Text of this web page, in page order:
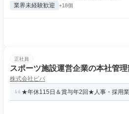
業界未経験歓迎 +18個
正社員
スポーツ施設運営企業の本社管
株式会社ビバ
★年休115日＆賞与年2回★人事・採用業